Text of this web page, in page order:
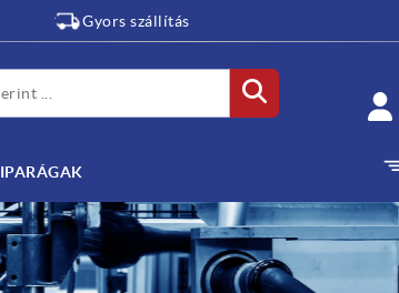
Gyors szállítás
IPARÁGAK